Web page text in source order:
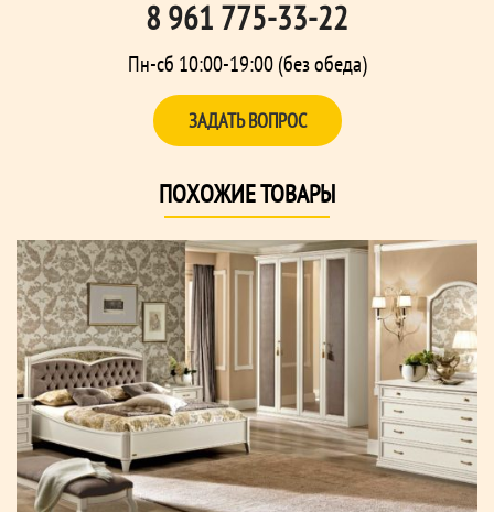
8 961 775-33-22
Пн-сб 10:00-19:00 (без обеда)
ЗАДАТЬ ВОПРОС
ПОХОЖИЕ ТОВАРЫ